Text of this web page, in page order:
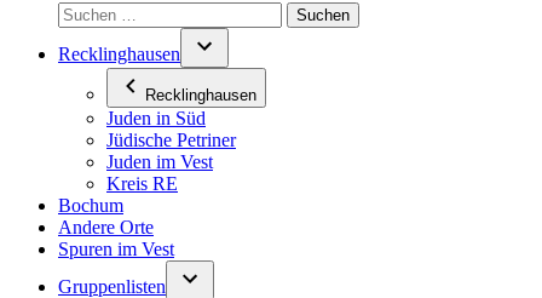
Suchen
nach:
Recklinghausen
Recklinghausen
Juden in Süd
Jüdische Petriner
Juden im Vest
Kreis RE
Bochum
Andere Orte
Spuren im Vest
Gruppenlisten